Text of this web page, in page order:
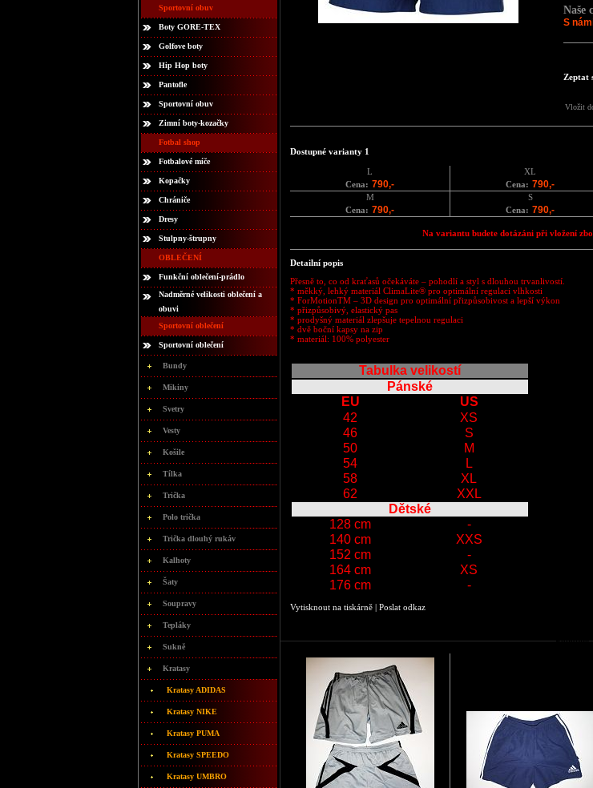
Sportovní obuv
Boty GORE-TEX
Golfove boty
Hip Hop boty
Pantofle
Sportovní obuv
Zimní boty-kozačky
Fotbal shop
Fotbalové míče
Kopačky
Chrániče
Dresy
Stulpny-štrupny
OBLEČENÍ
Funkční oblečení-prádlo
Nadměrné velikosti oblečení a
obuvi
Sportovní oblečení
Sportovní oblečení
Bundy
Mikiny
Svetry
Vesty
Košile
Tílka
Trička
Polo trička
Trička dlouhý rukáv
Kalhoty
Šaty
Soupravy
Tepláky
Sukně
Kratasy
Kratasy ADIDAS
Kratasy NIKE
Kratasy PUMA
Kratasy SPEEDO
Kratasy UMBRO
Naše
S
Zeptat
Vložit
Dostupné varianty 1
L
Cena: 790,-
XL
Cena: 790,-
M
Cena: 790,-
S
Cena: 790,-
Na variantu budete dotázáni při vložení
Detailní popis
Přesně to, co od kraťasů očekáváte – pohodlí a styl s dlouhou trvanlivostí.
* měkký, lehký materiál ClimaLite® pro optimální regulaci vlhkosti
* ForMotionTM – 3D design pro optimální přizpůsobivost a lepší výkon
* přizpůsobivý, elastický pas
* prodyšný materiál zlepšuje tepelnou regulaci
* dvě boční kapsy na zip
* materiál: 100% polyester
Tabulka velikostí
Pánské
EU
US
42
XS
46
S
50
M
54
L
58
XL
62
XXL
Dětské
128 cm
-
140 cm
XXS
152 cm
-
164 cm
XS
176 cm
-
Vytisknout na tiskárně | Poslat odkaz
Podobné